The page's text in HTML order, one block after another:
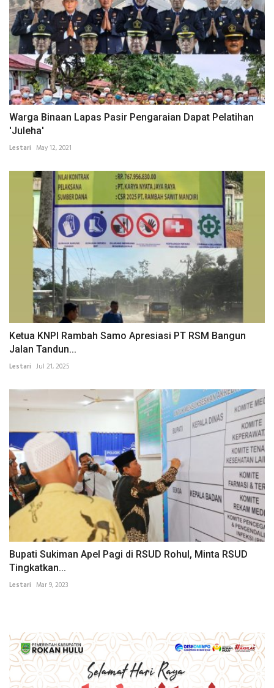
Warga Binaan Lapas Pasir Pengaraian Dapat Pelatihan
'Juleha'
Lestari May 12, 2021
Ketua KNPI Rambah Samo Apresiasi PT RSM Bangun
Jalan Tandun...
Lestari Jul 21, 2025
Bupati Sukiman Apel Pagi di RSUD Rohul, Minta RSUD
Tingkatkan...
Lestari Mar 9, 2023